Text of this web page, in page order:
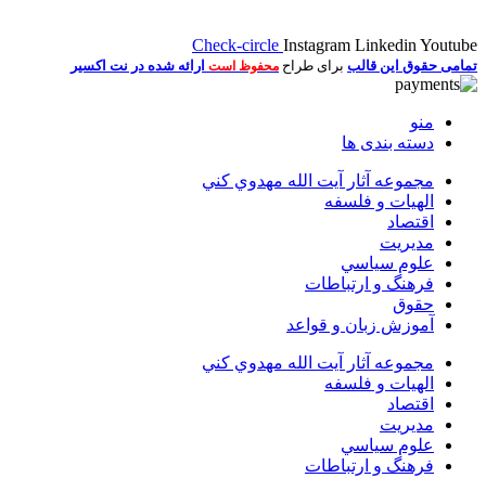
Check-circle Instagram LinkedinYoutube
تمامی حقوق این قالب برای طراح محفوظ است ارائه شده در نت اکسیر
منو
دسته بندی ها
مجموعه آثار آيت الله مهدوي كني
الهیات و فلسفه
اقتصاد
مديريت
علوم سياسي
فرهنگ و ارتباطات
حقوق
آموزش زبان و قواعد
مجموعه آثار آيت الله مهدوي كني
الهیات و فلسفه
اقتصاد
مديريت
علوم سياسي
فرهنگ و ارتباطات